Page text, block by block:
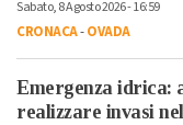
Sabato, 8 Agosto 2026 - 16:59
CRONACA-OVADA
Emergenza idrica:
realizzare invasi